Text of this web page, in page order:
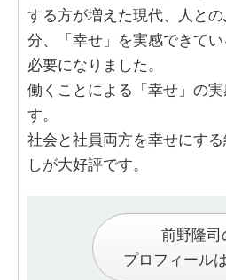
する方が増えた現代、人と
分、「幸せ」を実感できて
必要になりました。
働くことによる「幸せ」の
す。
社会と社員両方を幸せにす
しが大好評です。
前野隆司
プロフィール